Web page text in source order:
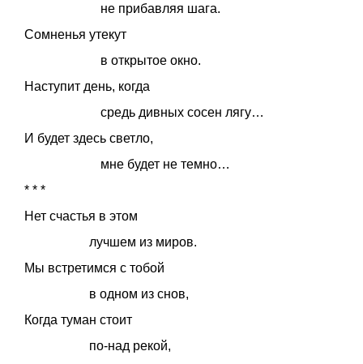
не прибавляя шага.
Сомненья утекут
в открытое окно.
Наступит день, когда
средь дивных сосен лягу…
И будет здесь светло,
мне будет не темно…
* * *
Нет счастья в этом
лучшем из миров.
Мы встретимся с тобой
в одном из снов,
Когда туман стоит
по-над рекой,